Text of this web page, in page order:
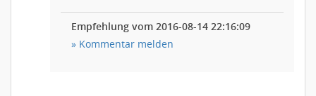
Empfehlung vom 2016-08-14 22:16:09
» Kommentar melden